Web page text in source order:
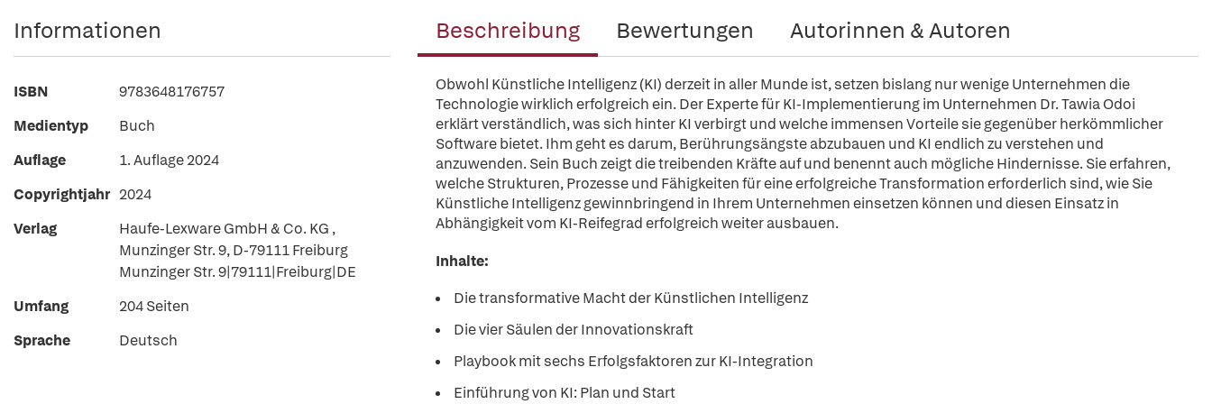
Beschreibung Bewertungen Autorinnen & Autoren
Obwohl Künstliche Intelligenz (KI) derzeit in aller Munde ist, setzen bislang nur wenige Unternehmen die
Technologie wirklich erfolgreich ein. Der Experte für KI-Implementierung im Unternehmen Dr. Tawia Odoi
erklärt verständlich, was sich hinter KI verbirgt und welche immensen Vorteile sie gegenüber herkömmlicher
Software bietet. Ihm geht es darum, Berührungsängste abzubauen und KI endlich zu verstehen und
anzuwenden. Sein Buch zeigt die treibenden Kräfte auf und benennt auch mögliche Hindernisse. Sie erfahren,
welche Strukturen, Prozesse und Fähigkeiten für eine erfolgreiche Transformation erforderlich sind, wie Sie
Künstliche Intelligenz gewinnbringend in Ihrem Unternehmen einsetzen können und diesen Einsatz in
Abhängigkeit vom KI-Reifegrad erfolgreich weiter ausbauen.
Inhalte:
Die transformative Macht der Künstlichen Intelligenz
Die vier Säulen der Innovationskraft
Playbook mit sechs Erfolgsfaktoren zur KI-Integration
Einführung von KI: Plan und Start
Informationen
ISBN
9783648176757
Medientyp
Buch
Auflage
1. Auflage 2024
Copyrightjahr 2024
Verlag
Haufe-Lexware GmbH & Co. KG ,
Munzinger Str. 9, D-79111 Freiburg
Munzinger Str. 9|79111|Freiburg|DE
Umfang
204 Seiten
Sprache
Deutsch